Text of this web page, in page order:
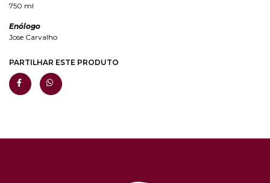
750 ml
Enólogo
Jose Carvalho
PARTILHAR ESTE PRODUTO